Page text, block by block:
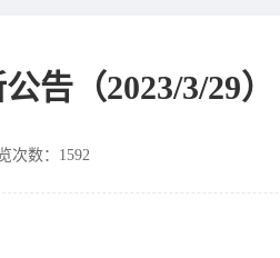
告（2023/3/29）
次数：1592